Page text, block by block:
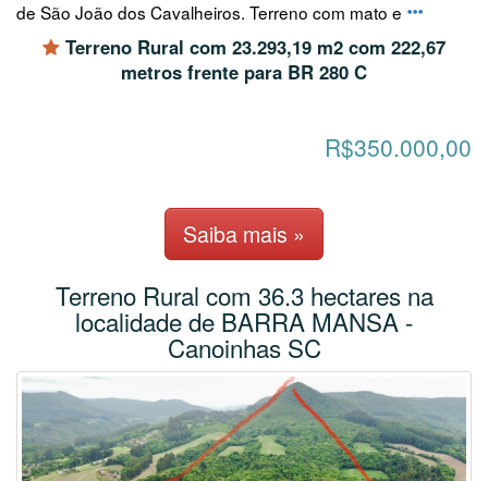
de São João dos Cavalheiros. Terreno com mato e
Terreno Rural com 23.293,19 m2 com 222,67
metros frente para BR 280 C
R$350.000,00
Saiba mais »
Terreno Rural com 36.3 hectares na
localidade de BARRA MANSA -
Canoinhas SC